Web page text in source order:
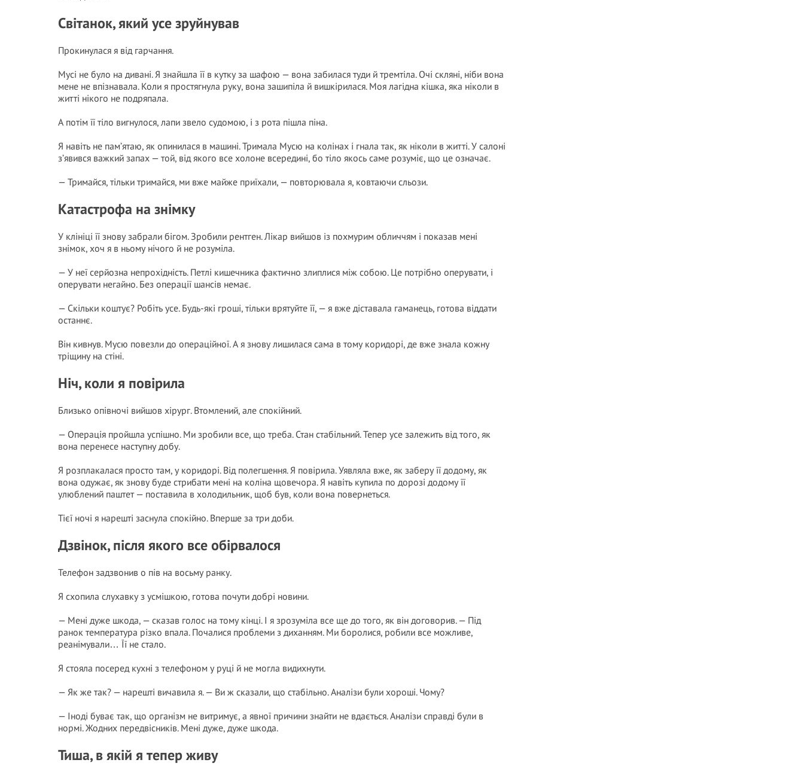
Світанок, який усе зруйнував
Прокинулася я від гарчання.
Мусі не було на дивані. Я знайшла її в кутку за шафою — вона забилася туди й тремтіла. Очі скляні, ніби вона
мене не впізнавала. Коли я простягнула руку, вона зашипіла й вишкірилася. Моя лагідна кішка, яка ніколи в
житті нікого не подряпала.
А потім її тіло вигнулося, лапи звело судомою, і з рота пішла піна.
Я навіть не пам’ятаю, як опинилася в машині. Тримала Мусю на колінах і гнала так, як ніколи в житті. У салоні
з’явився важкий запах — той, від якого все холоне всередині, бо тіло якось саме розуміє, що це означає.
— Тримайся, тільки тримайся, ми вже майже приїхали, — повторювала я, ковтаючи сльози.
Катастрофа на знімку
У клініці її знову забрали бігом. Зробили рентген. Лікар вийшов із похмурим обличчям і показав мені
знімок, хоч я в ньому нічого й не розуміла.
— У неї серйозна непрохідність. Петлі кишечника фактично злиплися між собою. Це потрібно оперувати, і
оперувати негайно. Без операції шансів немає.
— Скільки коштує? Робіть усе. Будь-які гроші, тільки врятуйте її, — я вже діставала гаманець, готова віддати
останнє.
Він кивнув. Мусю повезли до операційної. А я знову лишилася сама в тому коридорі, де вже знала кожну
тріщину на стіні.
Ніч, коли я повірила
Близько опівночі вийшов хірург. Втомлений, але спокійний.
— Операція пройшла успішно. Ми зробили все, що треба. Стан стабільний. Тепер усе залежить від того, як
вона перенесе наступну добу.
Я розплакалася просто там, у коридорі. Від полегшення. Я повірила. Уявляла вже, як заберу її додому, як
вона одужає, як знову буде стрибати мені на коліна щовечора. Я навіть купила по дорозі додому її
улюблений паштет — поставила в холодильник, щоб був, коли вона повернеться.
Тієї ночі я нарешті заснула спокійно. Вперше за три доби.
Дзвінок, після якого все обірвалося
Телефон задзвонив о пів на восьму ранку.
Я схопила слухавку з усмішкою, готова почути добрі новини.
— Мені дуже шкода, — сказав голос на тому кінці. І я зрозуміла все ще до того, як він договорив. — Під
ранок температура різко впала. Почалися проблеми з диханням. Ми боролися, робили все можливе,
реанімували… Її не стало.
Я стояла посеред кухні з телефоном у руці й не могла видихнути.
— Як же так? — нарешті вичавила я. — Ви ж сказали, що стабільно. Аналізи були хороші. Чому?
— Іноді буває так, що організм не витримує, а явної причини знайти не вдається. Аналізи справді були в
нормі. Жодних передвісників. Мені дуже, дуже шкода.
Тиша, в якій я тепер живу